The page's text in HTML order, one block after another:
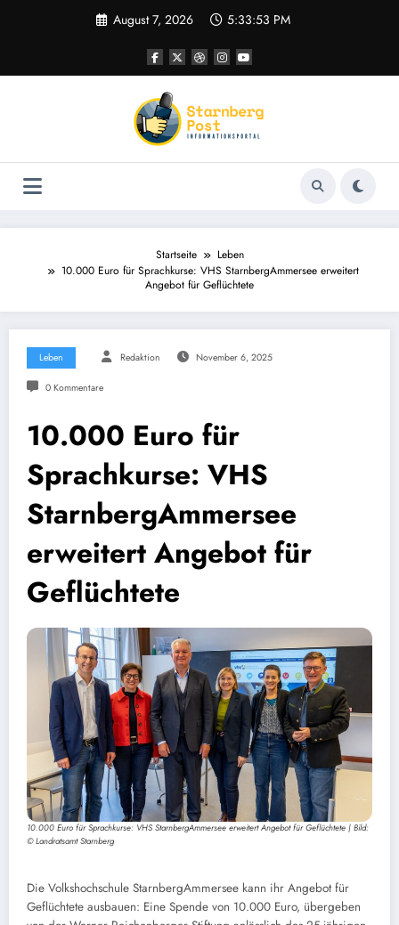
August 7, 2026 5:33:54 PM
Startseite
Leben
10.000 Euro für Sprachkurse: VHS StarnbergAmmersee erweitert
Angebot für Geflüchtete
Leben Redaktion November 6, 2025
0 Kommentare
10.000 Euro für
Sprachkurse: VHS
StarnbergAmmersee
erweitert Angebot für
Geflüchtete
10.000 Euro für Sprachkurse: VHS StarnbergAmmersee erweitert Angebot für Geflüchtete | Bild:
© Landratsamt Starnberg
Die Volkshochschule StarnbergAmmersee kann ihr Angebot für
Geflüchtete ausbauen: Eine Spende von 10.000 Euro, übergeben